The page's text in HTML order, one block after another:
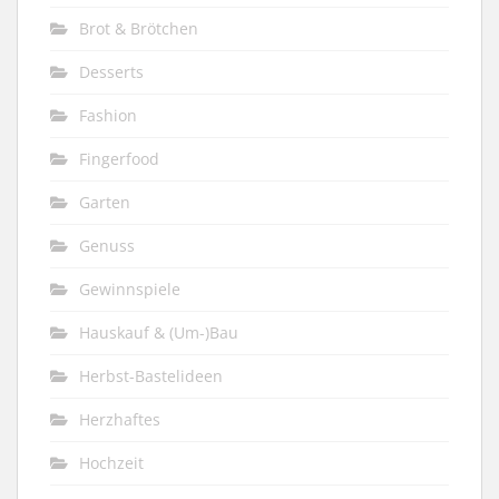
Brot & Brötchen
Desserts
Fashion
Fingerfood
Garten
Genuss
Gewinnspiele
Hauskauf & (Um-)Bau
Herbst-Bastelideen
Herzhaftes
Hochzeit